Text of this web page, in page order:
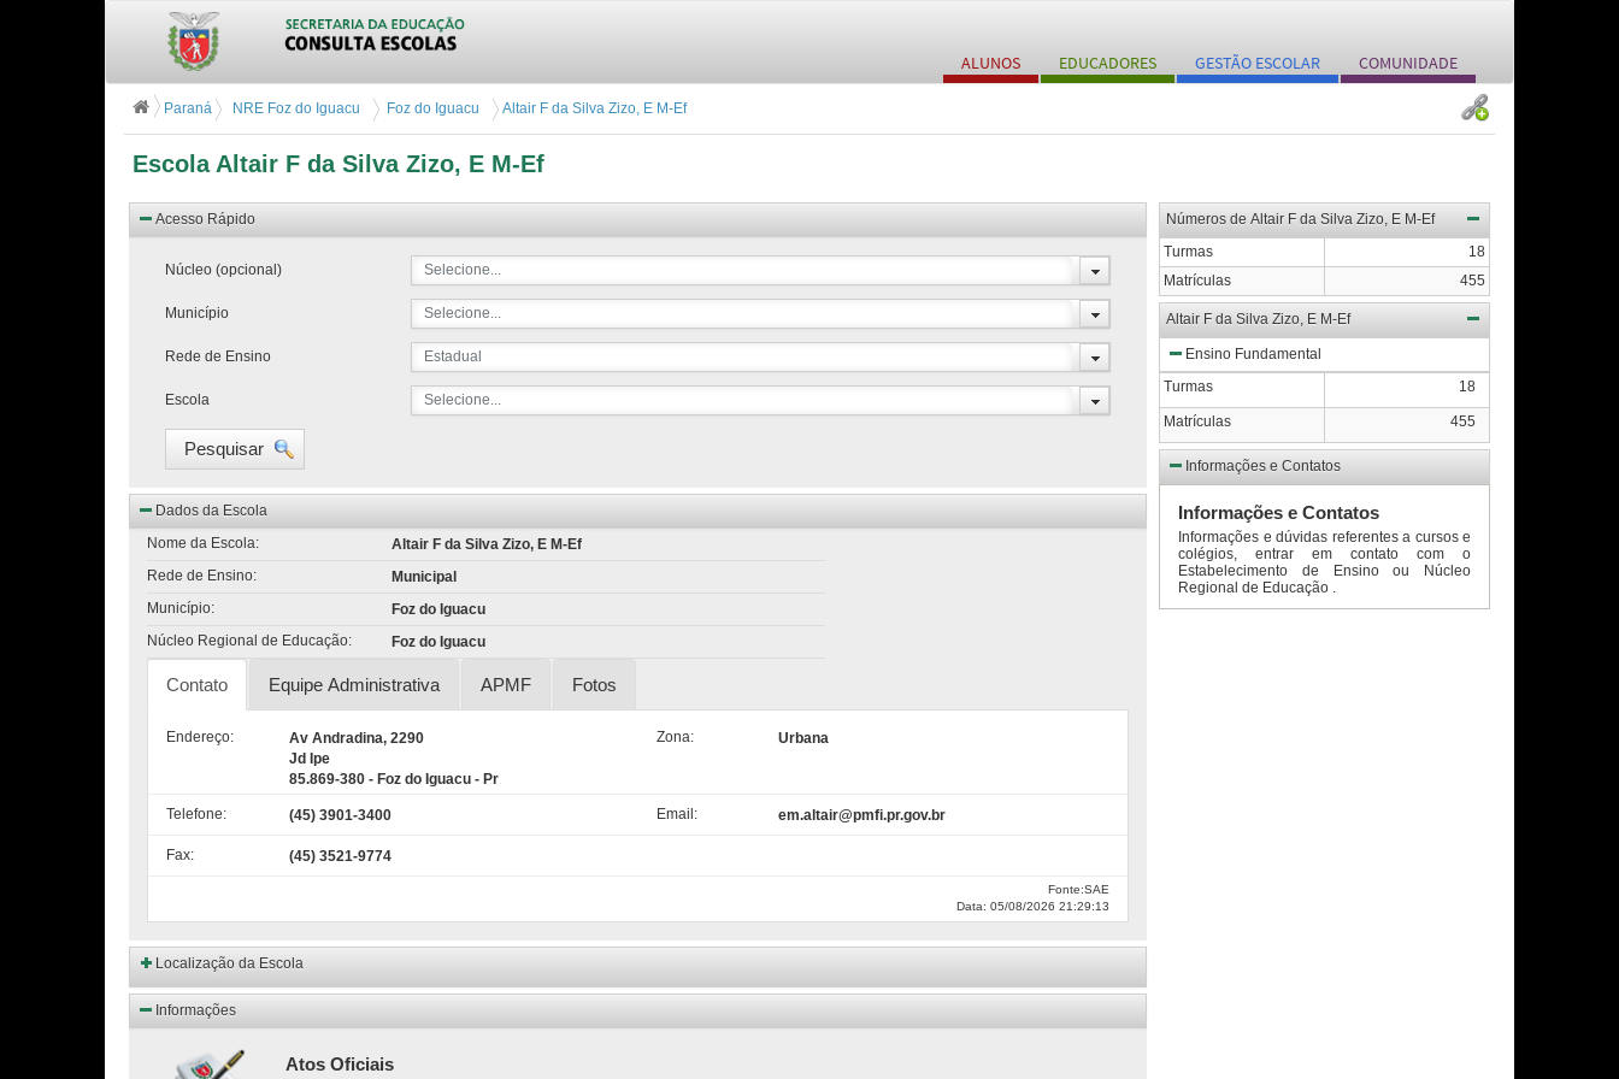
ALUNOS EDUCADORES GESTÃO ESCOLAR COMUNIDADE
Escola Altair F da Silva Zizo, E M-Ef
Paraná NRE Foz do Iguacu Foz do Iguacu Altair F da Silva Zizo, E M-Ef
Acesso Rápido
Núcleo (opcional) Selecione...
Município Selecione...
Rede de Ensino Estadual
Escola Selecione...
Pesquisar
Dados da Escola
Nome da Escola:
Altair F da Silva Zizo, E M-Ef
Rede de Ensino:
Municipal
Município:
Foz do Iguacu
Núcleo Regional de Educação:
Foz do Iguacu
Contato Equipe Administrativa APMF Fotos
Endereço:
Av Andradina, 2290
Jd Ipe
85.869-380 - Foz do Iguacu - Pr
Zona: Urbana
Telefone: (45) 3901-3400 Email: em.altair@pmfi.pr.gov.br
Fax: (45) 3521-9774
Fonte:SAE
Data: 05/08/2026 21:29:13
Localização da Escola
Informações
Atos Oficiais
Números de Altair F da Silva Zizo, E M-Ef
Turmas
18
Matrículas
455
Altair F da Silva Zizo, E M-Ef
Ensino Fundamental
Turmas
18
Matrículas 455
Informações e Contatos
Informações e Contatos
Informações e dúvidas referentes a cursos e
colégios, entrar em contato com o
Estabelecimento de Ensino ou Núcleo
Regional de Educação .